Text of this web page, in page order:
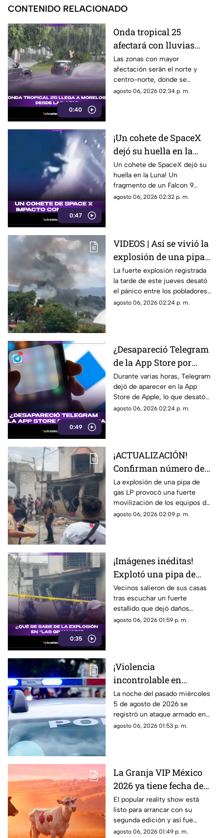
CONTENIDO RELACIONADO
0:40
Onda tropical 25
afectará con lluvias
fuertes a Morelos; estas
serán las zonas y horas
exactas
Las zonas con mayor
afectación serán el norte y
centro-norte, donde se
esperan chubascos intensos,
actividad eléctrica constante,
mientras que en Cuernavaca,
Jiutepec y Cuautla existe
riesgo de encharcamientos e
inundaciones repentinas.
agosto 06, 2026 02:34 p. m.
0:47
¡Un cohete de SpaceX
dejó su huella en la
Luna!
Un cohete de SpaceX dejó su
huella en la Luna! Un
fragmento de un Falcon 9
impactó el satélite natural a
agosto 06, 2026 02:32 p. m.
VIDEOS | Así se vivió la
explosión de una pipa
de gas en la colonia Las
Granjas, Cuernavaca
La fuerte explosión registrada
la tarde de este jueves desató
el pánico entre los pobladores
de la colonia Las Granjas.
agosto 06, 2026 02:24 p. m.
0:49
¿Desapareció Telegram
de la App Store por
censura?
Durante varias horas, Telegram
dejó de aparecer en la App
Store de Apple, lo que desató
especulaciones en redes
aplicación, aclaró que el retiro
temporal se debió a un
incidente de ciberseguridad.
agosto 06, 2026 02:24 p. m.
¡ACTUALIZACIÓN!
Confirman número de
lesionados tras fuerte
explosión de pipa de
gas en colonia Las
Granjas
La explosión de una pipa de
gas LP provocó una fuerte
movilización de los equipos de
emergencia en Cuernavaca.
agosto 06, 2026 02:09 p. m.
0:35
¡Imágenes inéditas!
Explotó una pipa de
gas en colonia Las
Granjas de Cuernavaca
Vecinos salieron de sus casas
tras escuchar un fuerte
estallido que dejó daños
materiales y una intensa
y las rutas alternas para evitar
la zona.
agosto 06, 2026 01:59 p. m.
¡Violencia
incontrolable en
Morelos! Mujer resulta
lesionada durante
ataque armado en
Jiutepec
La noche del pasado miércoles
5 de agosto de 2026 se
registró un ataque armado en
el municipio de Jiutepec. El
agosto 06, 2026 01:53 p. m.
La Granja VIP México
2026 ya tiene fecha de
estreno; este es el
primer participante
confirmado
El popular reality show está
listo para arrancar con su
segunda edición y así fue
como anunciaron a su primer
agosto 06, 2026 01:49 p. m.